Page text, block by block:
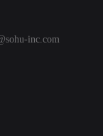
inc.com